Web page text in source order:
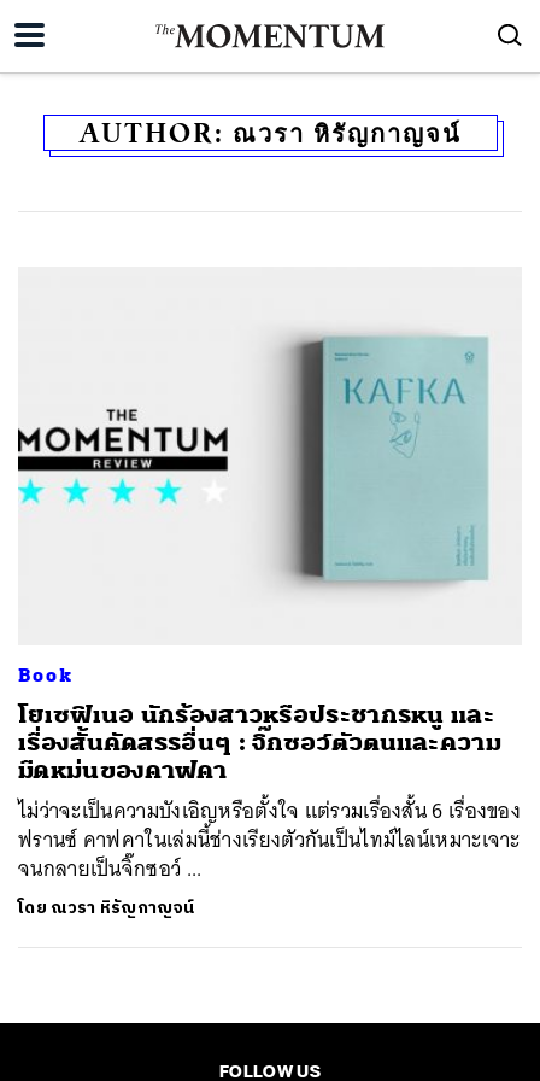
AUTHOR: ณวรา หิรัญกาญจน์
Book
โยเซฟิเนอ นักร้องสาวหรือประชากรหนู และ
เรื่องสั้นคัดสรรอื่นๆ : จิ๊กซอว์ตัวตนและความ
มืดหม่นของคาฟคา
ไม่ว่าจะเป็นความบังเอิญหรือตั้งใจ แต่รวมเรื่องสั้น 6 เรื่องของ
ฟรานซ์ คาฟคาในเล่มนี้ช่างเรียงตัวกันเป็นไทม์ไลน์เหมาะเจาะ
จนกลายเป็นจิ๊กซอว์ ...
โดย ณวรา หิรัญกาญจน์
FOLLOW US